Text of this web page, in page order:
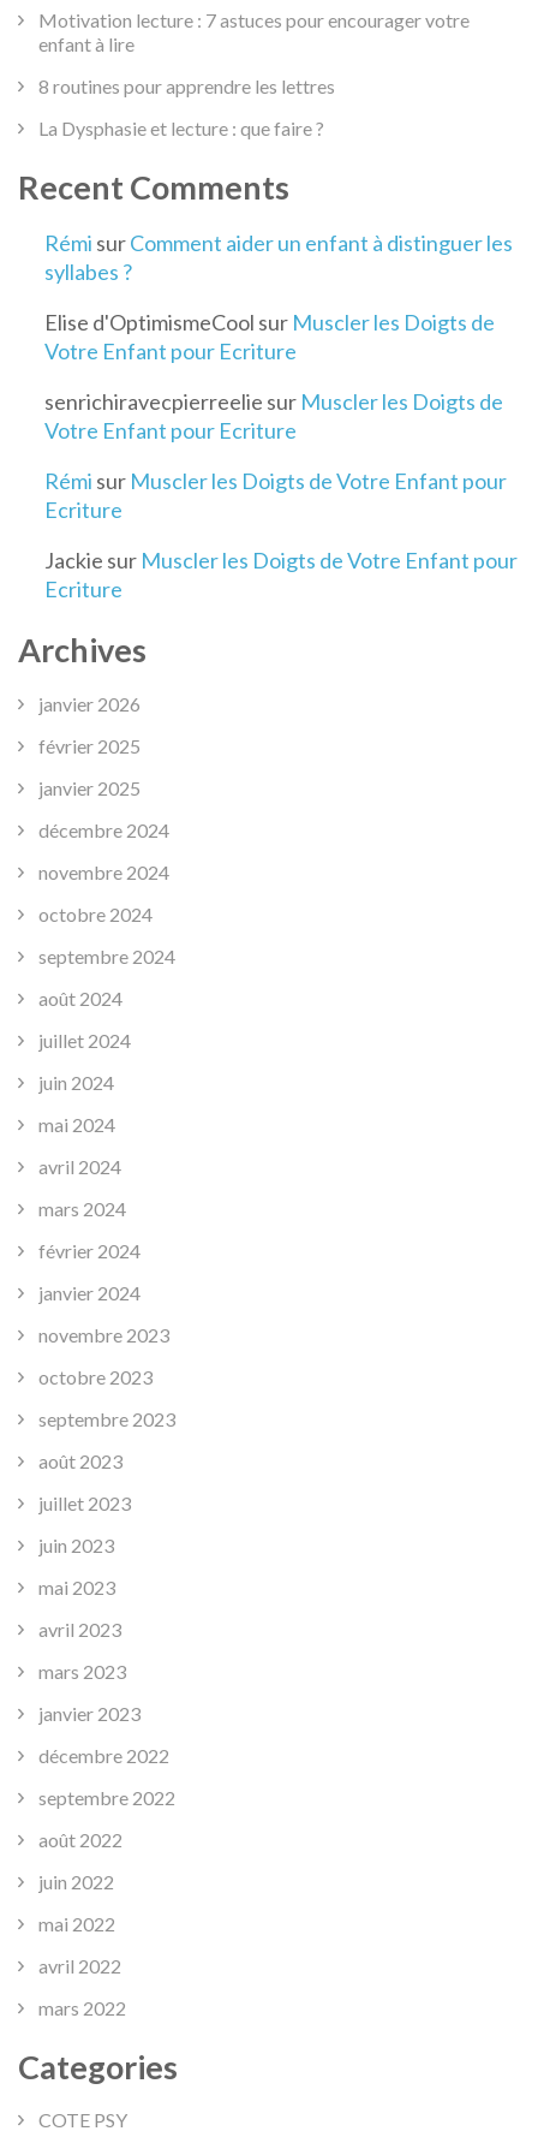
Motivation lecture : 7 astuces pour encourager votre
enfant à lire
8 routines pour apprendre les lettres
La Dysphasie et lecture : que faire ?
Recent Comments
Rémi surComment aider un enfant à distinguer les
syllabes ?
Elise d'OptimismeCool sur Muscler les Doigts de
Votre Enfant pour Ecriture
senrichiravecpierreelie sur Muscler les Doigts de
Votre Enfant pour Ecriture
Rémi sur Muscler les Doigts de Votre Enfant pour
Ecriture
Jackie sur Muscler les Doigts de Votre Enfant pour
Ecriture
Archives
janvier 2026
février 2025
janvier 2025
décembre 2024
novembre 2024
octobre 2024
septembre 2024
août 2024
juillet 2024
juin 2024
mai 2024
avril 2024
mars 2024
février 2024
janvier 2024
novembre 2023
octobre 2023
septembre 2023
août 2023
juillet 2023
juin 2023
mai 2023
avril 2023
mars 2023
janvier 2023
décembre 2022
septembre 2022
août 2022
juin 2022
mai 2022
avril 2022
mars 2022
Categories
COTE PSY